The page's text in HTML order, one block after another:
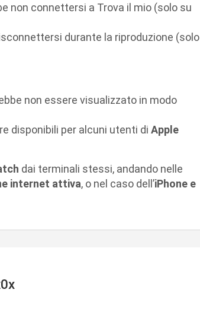
non connettersi a Trova il mio (solo su
durante la riproduzione (solo
non essere visualizzato in modo
disponibili per alcuni utenti di Apple
dai terminali stessi, andando nelle
internet attiva, o nel caso dell’iPhone e